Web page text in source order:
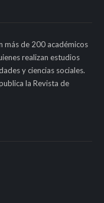
más de 200 académicos
realizan estudios
y ciencias sociales.
la Revista de